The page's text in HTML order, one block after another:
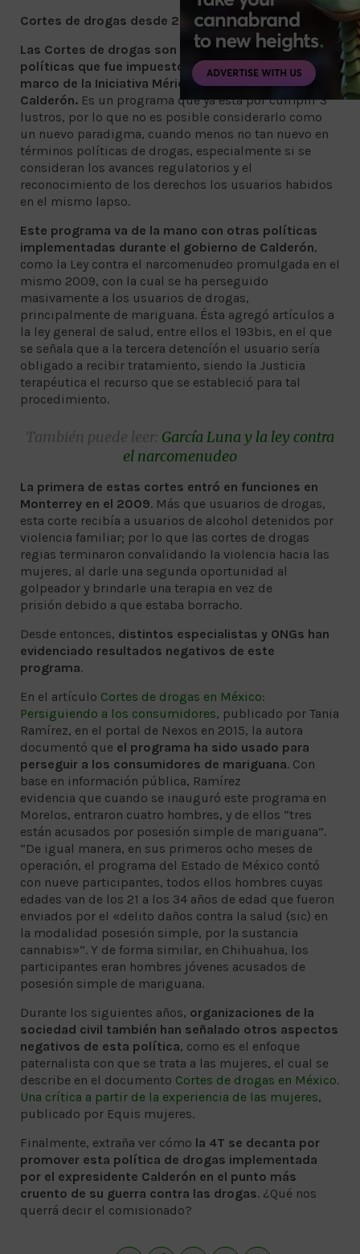
Cortes de drogas desde 2009
Las Cortes de drogas son parte del paquete de
políticas que fue impuesto por los EE.UU. en el
marco de la Iniciativa Mérida, durante el sexenio de
Calderón. Es un programa que ya está por cumplir 3
lustros, por lo que no es posible considerarlo como
un nuevo paradigma, cuando menos no tan nuevo en
términos políticas de drogas, especialmente si se
consideran los avances regulatorios y el
reconocimiento de los derechos los usuarios habidos
en el mismo lapso.
Este programa va de la mano con otras políticas
implementadas durante el gobierno de Calderón,
como la Ley contra el narcomenudeo promulgada en el
mismo 2009, con la cual se ha perseguido
masivamente a los usuarios de drogas,
principalmente de mariguana. Ésta agregó artículos a
la ley general de salud, entre ellos el 193bis, en el que
se señala que a la tercera detencíón el usuario sería
obligado a recibir tratamiento, siendo la Justicia
terapéutica el recurso que se estableció para tal
procedimiento.
También puede leer: García Luna y la ley contra
el narcomenudeo
La primera de estas cortes entró en funciones en
Monterrey en el 2009. Más que usuarios de drogas,
esta corte recibía a usuarios de alcohol detenidos por
violencia familiar; por lo que las cortes de drogas
regias terminaron convalidando la violencia hacia las
mujeres, al darle una segunda oportunidad al
golpeador y brindarle una terapia en vez de
prisión debido a que estaba borracho.
Desde entonces, distintos especialistas y ONGs han
evidenciado resultados negativos de este
programa.
En el artículo Cortes de drogas en México:
Persiguiendo a los consumidores, publicado por Tania
Ramírez, en el portal de Nexos en 2015, la autora
documentó que el programa ha sido usado para
perseguir a los consumidores de mariguana. Con
base en información pública, Ramírez
evidencia que cuando se inauguró este programa en
Morelos, entraron cuatro hombres, y de ellos “tres
están acusados por posesión simple de mariguana”.
“De igual manera, en sus primeros ocho meses de
operación, el programa del Estado de México contó
con nueve participantes, todos ellos hombres cuyas
edades van de los 21 a los 34 años de edad que fueron
enviados por el «delito daños contra la salud (sic) en
la modalidad posesión simple, por la sustancia
cannabis»”. Y de forma similar, en Chihuahua, los
participantes eran hombres jóvenes acusados de
posesión simple de mariguana.
Durante los siguientes años, organizaciones de la
sociedad civil también han señalado otros aspectos
negativos de esta política, como es el enfoque
paternalista con que se trata a las mujeres, el cual se
describe en el documento Cortes de drogas en México.
Una crítica a partir de la experiencia de las mujeres,
publicado por Equis mujeres.
Finalmente, extraña ver cómo la 4T se decanta por
promover esta política de drogas implementada
por el expresidente Calderón en el punto más
cruento de su guerra contra las drogas. ¿Qué nos
querrá decir el comisionado?